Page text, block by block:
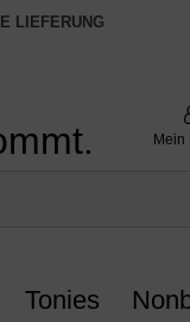
LIEFERUNG
Mein
Tonies